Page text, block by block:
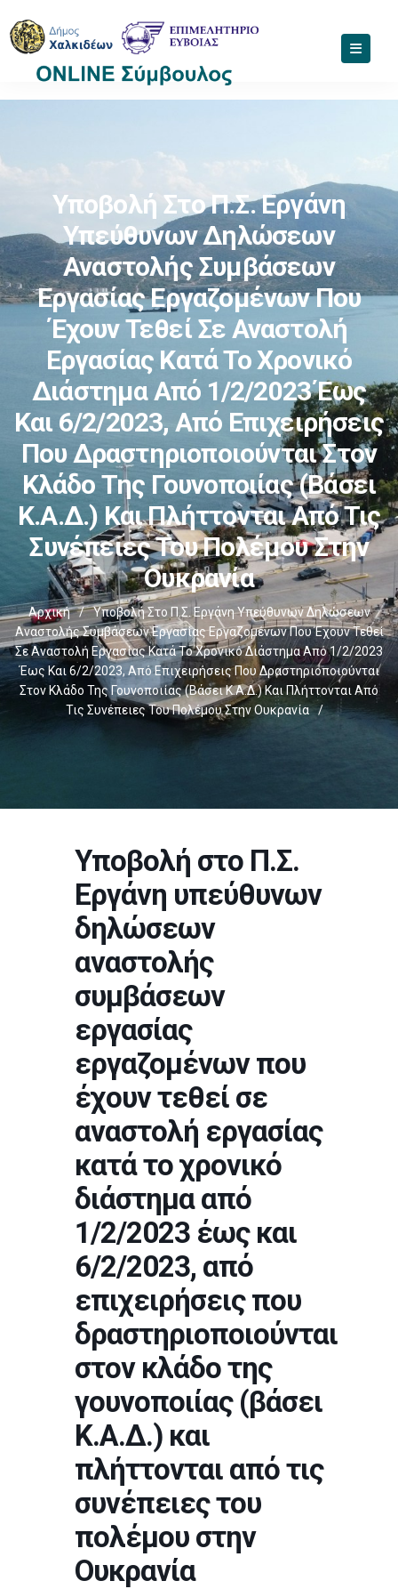
Υποβολή Στο Π.Σ. Εργάνη
Υπεύθυνων Δηλώσεων
Αναστολής Συμβάσεων
Εργασίας Εργαζομένων Που
Έχουν Τεθεί Σε Αναστολή
Εργασίας Κατά Το Χρονικό
Διάστημα Από 1/2/2023 Έως
Και 6/2/2023, Από Επιχειρήσεις
Που Δραστηριοποιούνται Στον
Κλάδο Της Γουνοποιίας (βάσει
Κ.Α.Δ.) Και Πλήττονται Από Τις
Συνέπειες Του Πολέμου Στην
Ουκρανία
Αρχική /
Υποβολή Στο Π.Σ. Εργάνη Υπεύθυνων Δηλώσεων
Αναστολής Συμβάσεων Εργασίας Εργαζομένων Που Έχουν Τεθεί
Σε Αναστολή Εργασίας Κατά Το Χρονικό Διάστημα Από 1/2/2023
Έως Και 6/2/2023, Από Επιχειρήσεις Που Δραστηριοποιούνται
Στον Κλάδο Της Γουνοποιίας (βάσει Κ.Α.Δ.) Και Πλήττονται Από
Τις Συνέπειες Του Πολέμου Στην Ουκρανία
/
Υποβολή στο Π.Σ.
Εργάνη υπεύθυνων
δηλώσεων
αναστολής
συμβάσεων
εργασίας
εργαζομένων που
έχουν τεθεί σε
αναστολή εργασίας
κατά το χρονικό
διάστημα από
1/2/2023 έως και
6/2/2023, από
επιχειρήσεις που
δραστηριοποιούνται
στον κλάδο της
γουνοποιίας (βάσει
Κ.Α.Δ.) και
πλήττονται από τις
συνέπειες του
πολέμου στην
Ουκρανία